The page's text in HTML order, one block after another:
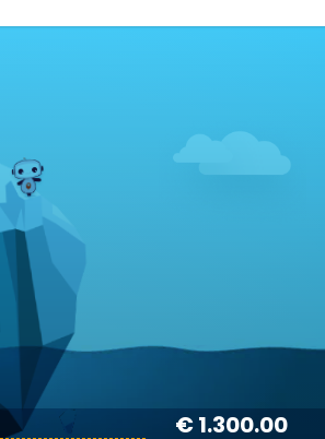
€ 1.300.00